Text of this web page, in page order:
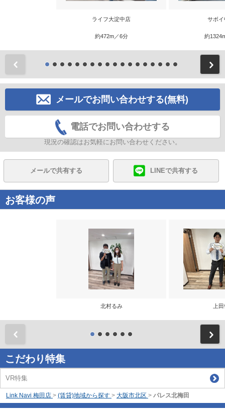
ライフ大淀中店
約472m／6分
サボイ
約
メールでお問い合わせする(無料)
電話でお問い合わせする
現況の確認はお気軽にお問い合わせください。
メールで共有する LINEで共有する
お客様の声
北村るみ 上
こだわり特集
VR特集
Link Navi 梅田店 > (賃貸)地域から探す > 大阪市北区 > パレス北梅田